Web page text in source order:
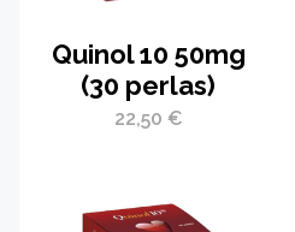
Quinol 10 50mg
(30 perlas)
22,50 €